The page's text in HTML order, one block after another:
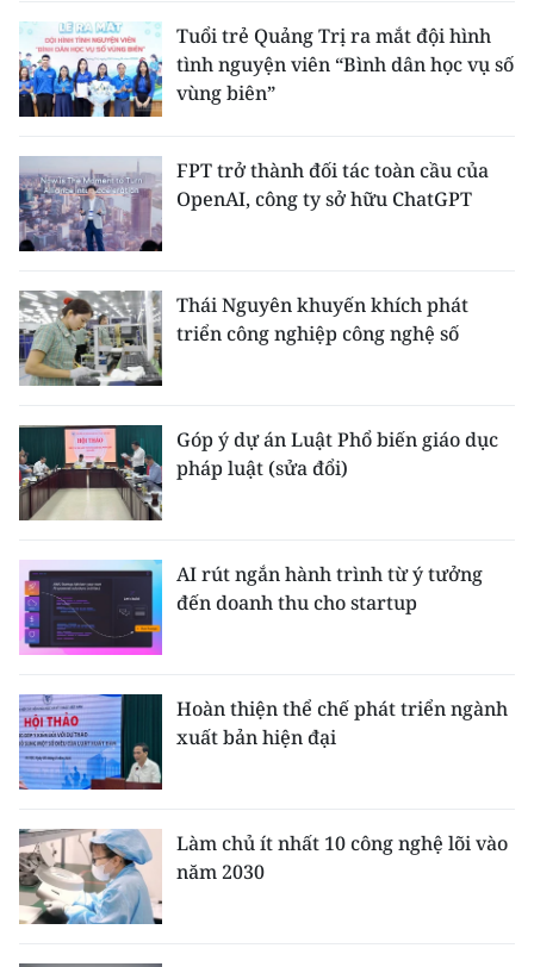
Tuổi trẻ Quảng Trị ra mắt đội hình
tình nguyện viên “Bình dân học vụ số
vùng biên”
FPT trở thành đối tác toàn cầu của
OpenAI, công ty sở hữu ChatGPT
Thái Nguyên khuyến khích phát
triển công nghiệp công nghệ số
Góp ý dự án Luật Phổ biến giáo dục
pháp luật (sửa đổi)
AI rút ngắn hành trình từ ý tưởng
đến doanh thu cho startup
Hoàn thiện thể chế phát triển ngành
xuất bản hiện đại
Làm chủ ít nhất 10 công nghệ lõi vào
năm 2030